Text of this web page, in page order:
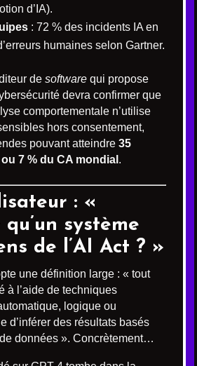
d’IA).
: 72 % des incidents IA en
humaines selon Gartner.
de software qui propose
devra confirmer que
comportementale n’utilise
hors consentement,
pouvant atteindre 35
7 % du CA mondial .
: «
qu’un système
de l’AI Act ? »
une définition large : « tout
à l’aide de techniques
logique ou
d’inférer des résultats basés
données ». Concrètement…